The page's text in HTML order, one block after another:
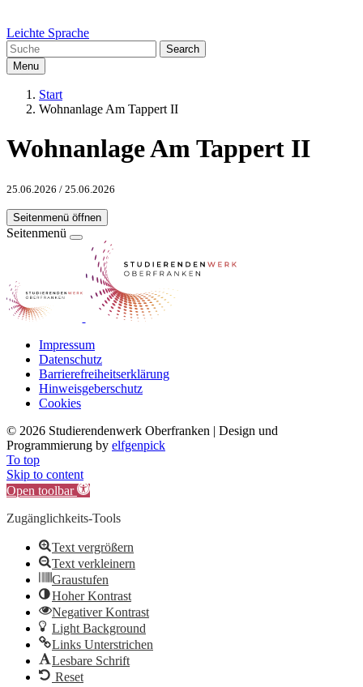
Leichte Sprache
Search
Menu
Start
Wohnanlage Am Tappert II
Wohnanlage Am Tappert II
25.06.2026 / 25.06.2026
Seitenmenü öffnen
Seitenmenü
Impressum
Datenschutz
Barrierefreiheitserklärung
Hinweisgeberschutz
Cookies
© 2026 Studierendenwerk Oberfranken | Design und
Programmierung by elfgenpick
To top
Skip to content
Open toolbar
Zugänglichkeits-Tools
Text vergrößern
Text verkleinern
Graustufen
Hoher Kontrast
Negativer Kontrast
Light Background
Links Unterstrichen
Lesbare Schrift
Reset